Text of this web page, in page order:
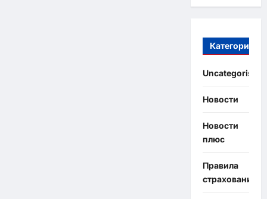
Категории
Uncategorised
Новости
Новости
плюс
Правила
страхования